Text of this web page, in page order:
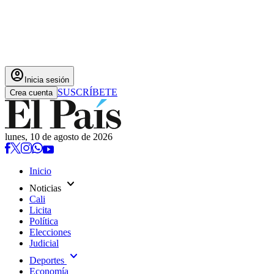
account_circle Inicia sesión
Crea cuenta SUSCRÍBETE
lunes, 10 de agosto de 2026
Inicio
Noticias expand_more
Cali
Licita
Política
Elecciones
Judicial
Deportes expand_more
Economía